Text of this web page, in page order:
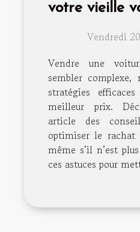
votre vieille
Vendredi
Vendre une
sembler
stratégies
meilleur prix.
article des
optimiser le rachat
même s’il n’est
ces astuces pour